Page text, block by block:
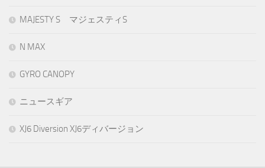
MAJESTY S マジェスティS
N MAX
GYRO CANOPY
ニュースギア
XJ6 Diversion XJ6ディバージョン